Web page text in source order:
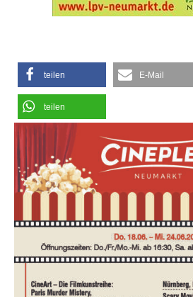
teilen E-Mail
teilen